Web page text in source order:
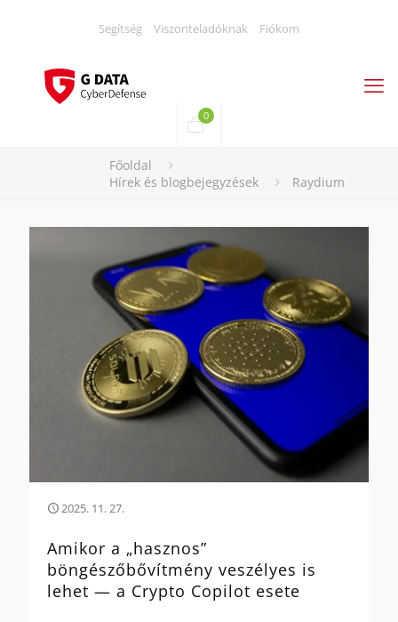
Segítség Viszonteladóknak Fiókom
0
Főoldal
Hírek és blogbejegyzések
Raydium
2025. 11. 27.
Amikor a „hasznos”
böngészőbővítmény veszélyes is
lehet — a Crypto Copilot esete